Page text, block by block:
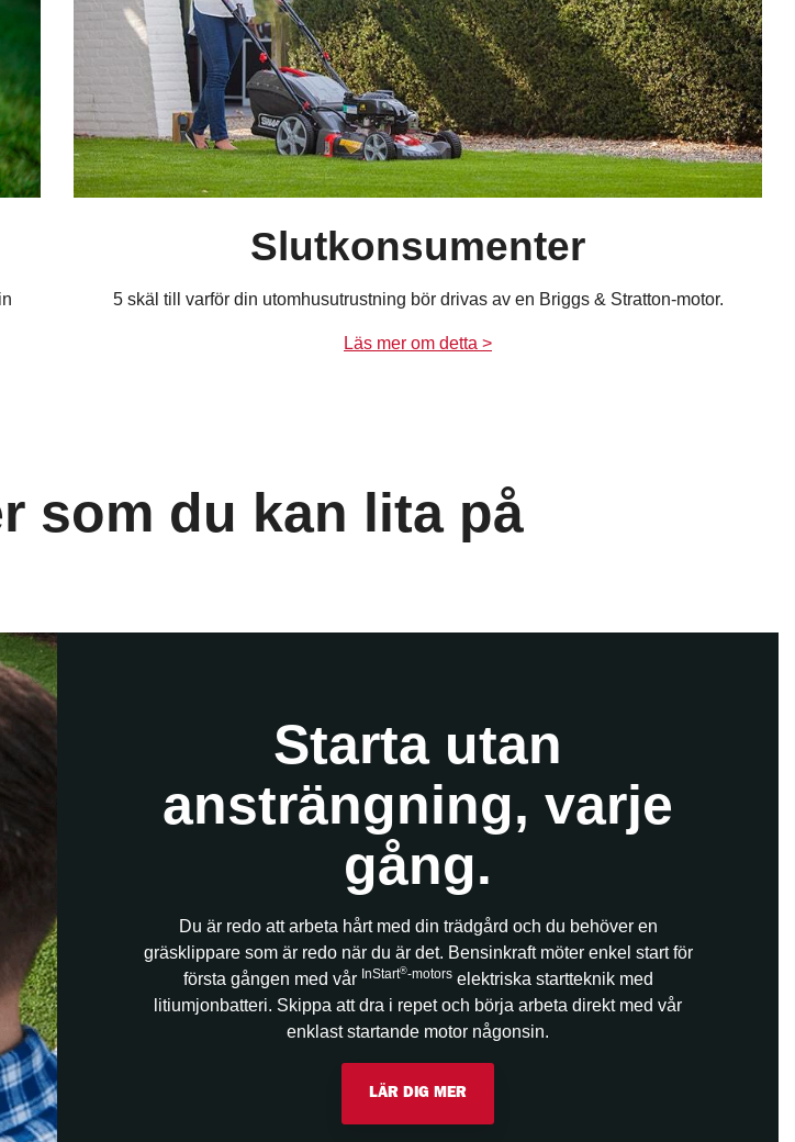
Slutkonsumenter
5 skäl till varför din utomhusutrustning bör drivas av en Briggs & Stratton-motor.
Läs mer om detta >
som du kan lita på
Starta utan
ansträngning, varje
gång.
Du är redo att arbeta hårt med din trädgård och du behöver en
gräsklippare som är redo när du är det. Bensinkraft möter enkel start för
första gången med vår InStart®-motorselektriska startteknik med
litiumjonbatteri. Skippa att dra i repet och börja arbeta direkt med vår
enklast startande motor någonsin.
LÄR DIG MER